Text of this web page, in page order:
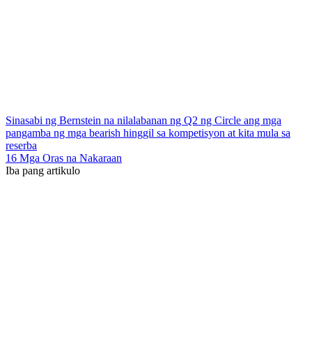
Sinasabi ng Bernstein na nilalabanan ng Q2 ng Circle ang mga
pangamba ng mga bearish hinggil sa kompetisyon at kita mula sa
reserba
16 Mga Oras na Nakaraan
Iba pang artikulo